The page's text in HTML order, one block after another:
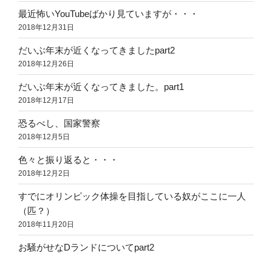
最近怖いYouTubeばかり見ていますが・・・
2018年12月31日
だいぶ年末が近くなってきましたpart2
2018年12月26日
だいぶ年末が近くなってきました。part1
2018年12月17日
恐るべし、国家警察
2018年12月5日
色々と振り返ると・・・
2018年12月2日
すでにオリンピック体操を目指している奴がここに一人
（匹？）
2018年11月20日
お騒がせなDランドについてpart2